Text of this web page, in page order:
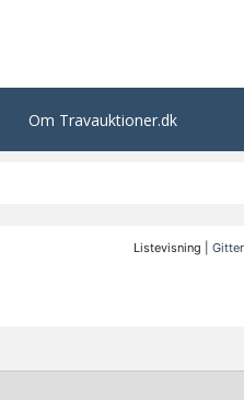
Om Travauktioner.dk
Listevisning |